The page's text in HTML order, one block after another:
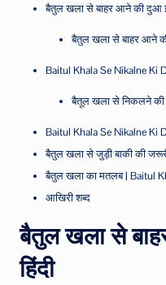
बैतुल खला से बाहर आने की दुआ
बैतुल खला से बाहर आने
Baitul Khala Se Nikalne Ki
बैतूल खला से निकलने की
Baitul Khala Se Nikalne Ki
बैतुल खला से जुड़ी बाकी की
बैतुल खला का मतलब | Baitul
आखिरी शब्द
बैतुल खला से
हिंदी